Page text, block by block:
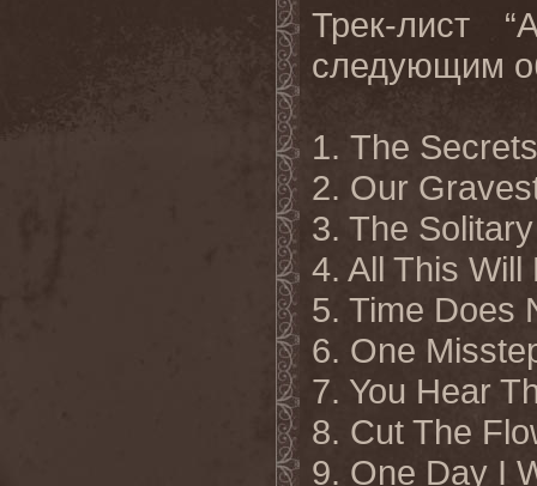
Трек-лист
следующим
1. The
2. Our
3. The
4. All This Will
5. Time Does
6. One
7. You Hear
8. Cut The
9. One Day I